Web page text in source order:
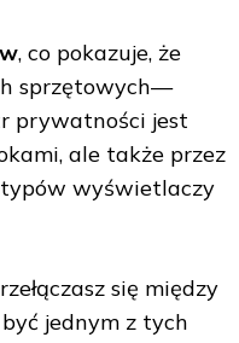
, co pokazuje, że
sprzętowych—
prywatności jest
ale także przez
wyświetlaczy
się między
jednym z tych